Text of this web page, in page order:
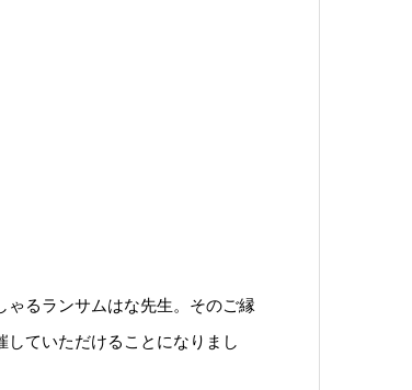
るランサムはな先生。そのご縁
ていただけることになりまし